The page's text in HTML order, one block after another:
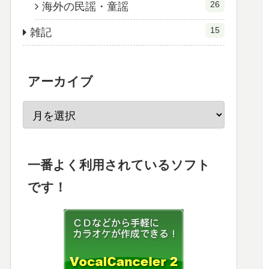
海外の民謡・童謡 26
雑記 15
アーカイブ
一番よく利用されているソフト
です！